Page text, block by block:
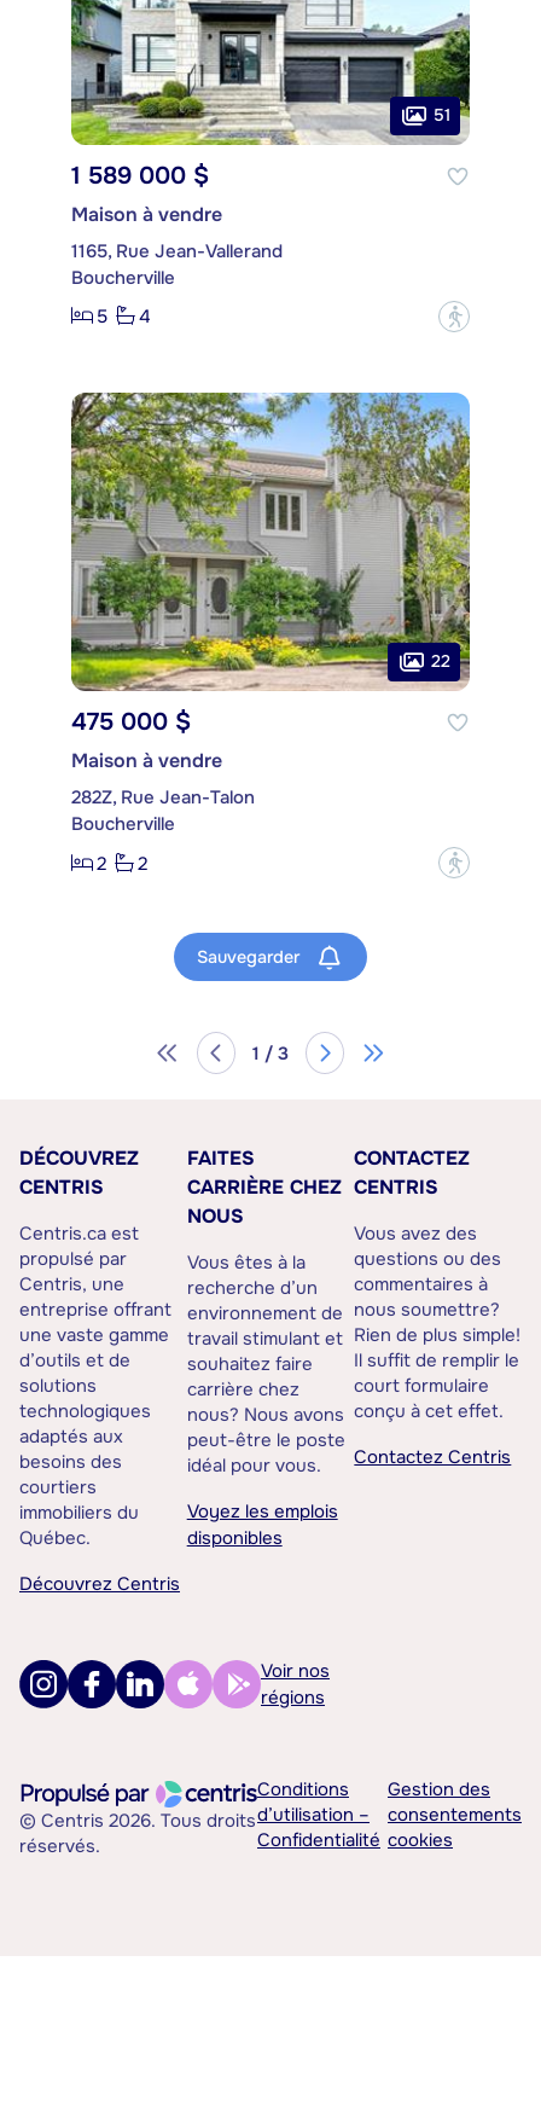
51
1 589 000 $
Maison à vendre
1165, Rue Jean-Vallerand
Boucherville
5
4 ?
22
475 000 $
Maison à vendre
282Z, Rue Jean-Talon
Boucherville
2
2 ?
Sauvegarder
1 / 3
DÉCOUVREZ
CENTRIS
Centris.ca est
propulsé par
Centris, une
entreprise offrant
une vaste gamme
d’outils et de
solutions
technologiques
adaptés aux
besoins des
courtiers
immobiliers du
Québec.
Découvrez Centris
FAITES
CARRIÈRE CHEZ
NOUS
Vous êtes à la
recherche d’un
environnement de
travail stimulant et
souhaitez faire
carrière chez
nous? Nous avons
peut-être le poste
idéal pour vous.
Voyez les emplois
disponibles
CONTACTEZ
CENTRIS
Vous avez des
questions ou des
commentaires à
nous soumettre?
Rien de plus simple!
Il suffit de remplir le
court formulaire
conçu à cet effet.
Contactez Centris
Voir nos
régions
© Centris 2026. Tous droits
réservés.
Conditions
d’utilisation –
Confidentialité
Gestion des
consentements
cookies